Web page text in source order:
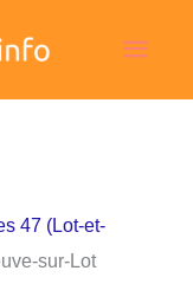
47 (Lot-et-
sur-Lot